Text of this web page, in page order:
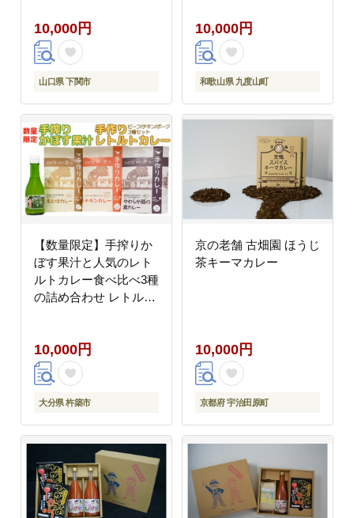
10,000円
山口県 下関市
10,000円
和歌山県 九度山町
【数量限定】手搾りか
ぼす果汁と人気のレト
ルトカレー食べ比べ3種
の詰め合わせ レトルト
10,000円
大分県 杵築市
京の老舗 古畑園 ほうじ
茶キーマカレー
10,000円
京都府 宇治田原町